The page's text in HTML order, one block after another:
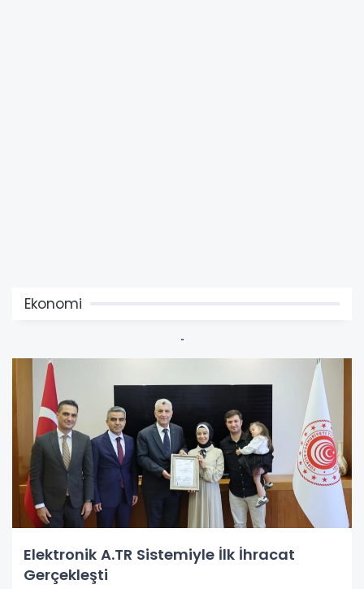
Ekonomi
Elektronik A.TR Sistemiyle İlk İhracat
Gerçekleşti